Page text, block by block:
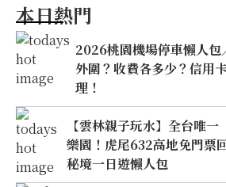
本日熱門
2026桃園機場停車懶人包
外圍？收費各多少？信用
理！
【雲林親子玩水】全台唯
樂園！虎尾632高地免門票
秘境一日遊懶人包